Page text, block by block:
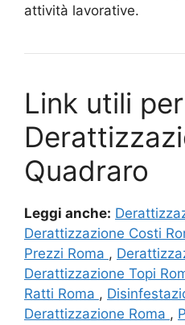
attività lavorative.
Link utili
Quadraro
Leggi anche:
Derattizzazione Costi
Prezzi Roma ,
Derattizzazione Topi
Ratti Roma ,
Derattizzazione Roma ,